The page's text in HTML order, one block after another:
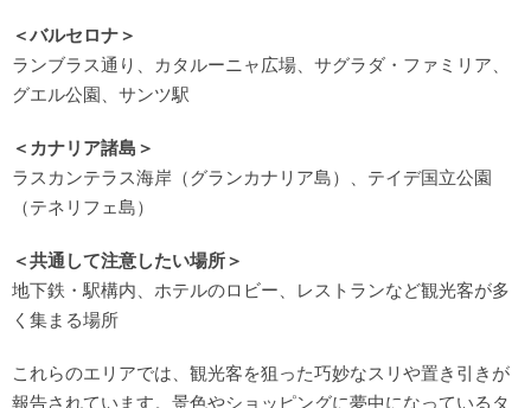
＜バルセロナ＞
ランブラス通り、カタルーニャ広場、サグラダ・ファミリア、
グエル公園、サンツ駅
＜カナリア諸島＞
ラスカンテラス海岸（グランカナリア島）、テイデ国立公園
（テネリフェ島）
＜共通して注意したい場所＞
地下鉄・駅構内、ホテルのロビー、レストランなど観光客が多
く集まる場所
これらのエリアでは、観光客を狙った巧妙なスリや置き引きが
報告されています。景色やショッピングに夢中になっているタ